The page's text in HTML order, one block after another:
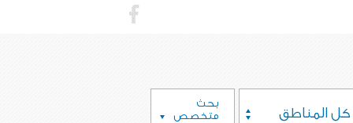
كل المناطق
بحث
متخصص